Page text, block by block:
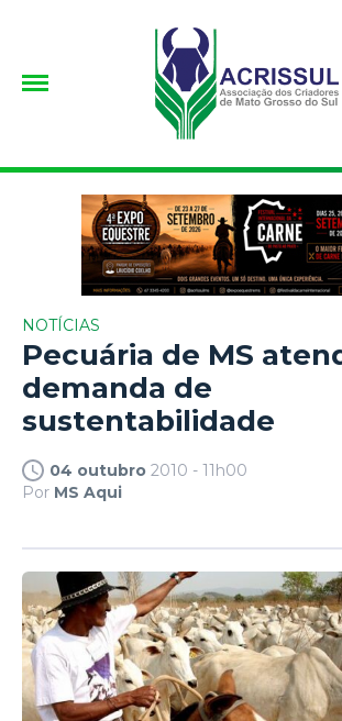
NOTÍCIAS
Pecuária de MS
demanda de
sustentabilidade
04 outubro 2010 - 11h00
Por MS Aqui